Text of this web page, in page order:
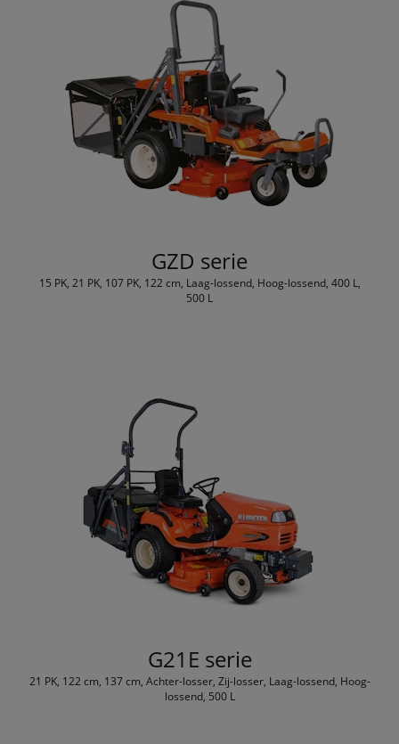
GZD serie
15 PK, 21 PK, 107 PK, 122 cm, Laag-lossend, Hoog-lossend, 400 L,
500 L
G21E serie
21 PK, 122 cm, 137 cm, Achter-losser, Zij-losser, Laag-lossend, Hoog-
lossend, 500 L